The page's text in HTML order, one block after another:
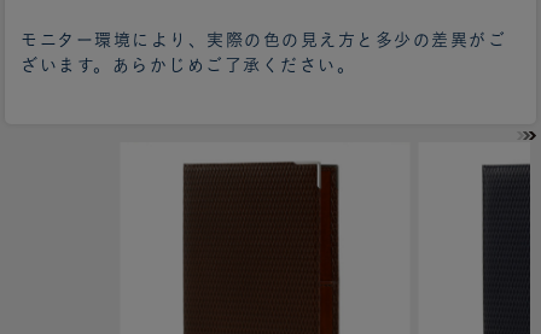
モニター環境により、実際の色の見え方と多少の差異がご
ざいます。あらかじめご了承ください。